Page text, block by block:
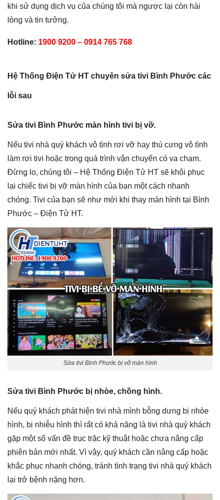
khi sử dụng dịch vụ của chúng tôi mà ngược lại còn hài
lòng và tin tưởng.
Hotline: 1900 9200 – 0914 765 768
Hệ Thống Điện Tử HT chuyên sửa tivi Bình Phước các
lỗi sau
Sửa tivi Bình Phước màn hình tivi bị vỡ.
Nếu tivi nhà quý khách vô tình rơi vỡ hay thú cưng vô tình
làm rơi tivi hoặc trong quá trình vận chuyển có va chạm.
Đừng lo, chúng tôi – Hệ Thống Điện Tử HT sẽ khôi phục
lại chiếc tivi bị vỡ màn hình của bạn một cách nhanh
chóng. Tivi của bạn sẽ như mới khi thay màn hình tại Bình
Phước – Điện Tử HT.
Sửa tivi Bình Phước bị vỡ màn hình
Sửa tivi Bình Phước bị nhòe, chồng hình.
Nếu quý khách phát hiện tivi nhà mình bỗng dưng bị nhòe
hình, bị nhiễu hình thì rất có khả năng là tivi nhà quý khách
gặp một số vấn đề trục trặc kỹ thuật hoặc chưa nâng cấp
phiên bản mới nhất. Vì vậy, quý khách cần nâng cấp hoặc
khắc phục nhanh chóng, tránh tình trạng tivi nhà quý khách
lại trở bệnh nặng hơn.